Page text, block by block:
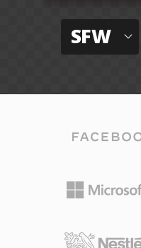
SFW